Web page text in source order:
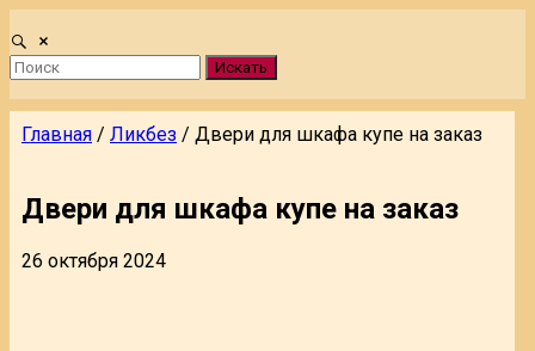
Искать
Главная / Ликбез / Двери для шкафа купе на заказ
Двери для шкафа купе на заказ
26 октября 2024